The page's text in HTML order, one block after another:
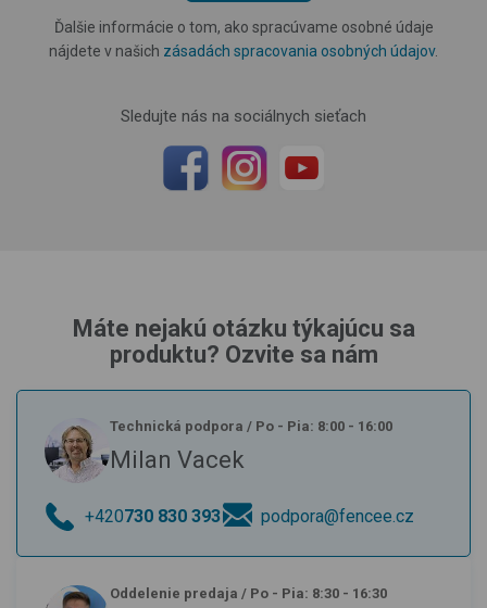
Ďalšie informácie o tom, ako spracúvame osobné údaje
nájdete v našich zásadách spracovania osobných údajov.
Sledujte nás na sociálnych sieťach
Máte nejakú otázku týkajúcu sa
produktu? Ozvite sa nám
Technická podpora / Po - Pia: 8:00 - 16:00
Milan Vacek
+420730 830 393 podpora@fencee.cz
Oddelenie predaja / Po - Pia: 8:30 - 16:30